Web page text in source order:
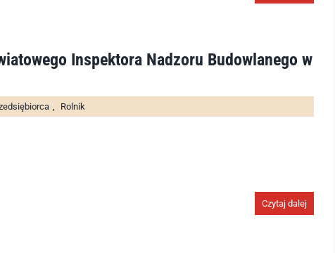
Inspektora Nadzoru Budowlanego w
, Rolnik
Czytaj dalej